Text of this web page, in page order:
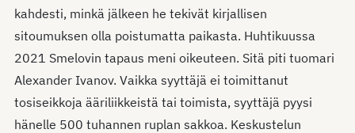
kahdesti, minkä jälkeen he tekivät kirjallisen
sitoumuksen olla poistumatta paikasta. Huhtikuussa
2021 Smelovin tapaus meni oikeuteen. Sitä piti tuomari
Alexander Ivanov. Vaikka syyttäjä ei toimittanut
tosiseikkoja ääriliikkeistä tai toimista, syyttäjä pyysi
hänelle 500 tuhannen ruplan sakkoa. Keskustelun